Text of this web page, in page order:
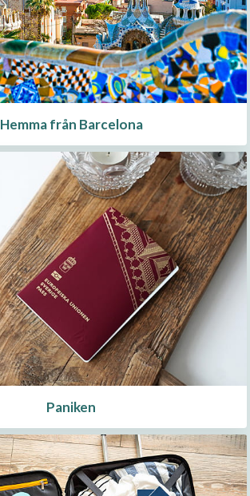
Hemma från Barcelona
Paniken